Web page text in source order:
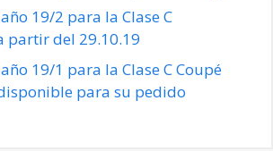
19/2 para la Clase C
partir del 29.10.19
19/1 para la Clase C Coupé
para su pedido